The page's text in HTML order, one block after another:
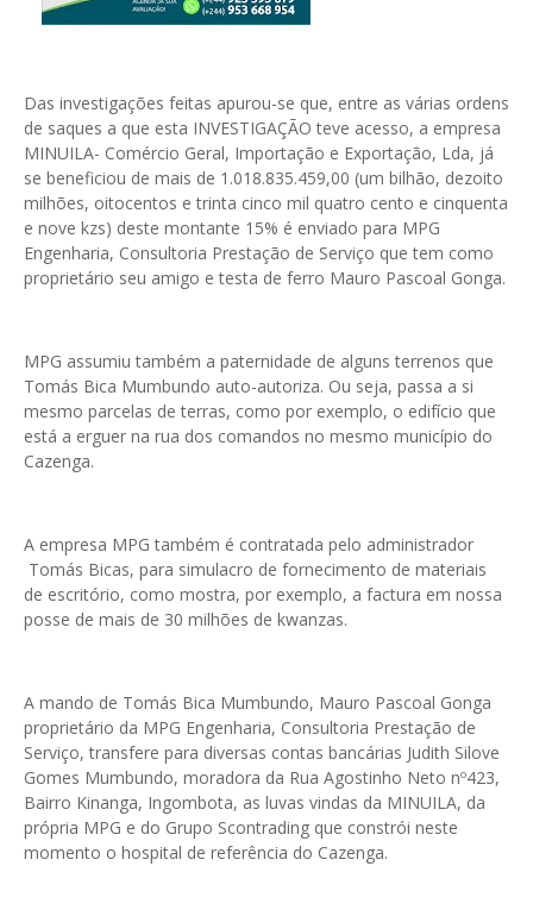
Das investigações feitas apurou-se que, entre as várias ordens
de saques a que esta INVESTIGAÇÃO teve acesso, a empresa
MINUILA- Comércio Geral, Importação e Exportação, Lda, já
se beneficiou de mais de 1.018.835.459,00 (um bilhão, dezoito
milhões, oitocentos e trinta cinco mil quatro cento e cinquenta
e nove kzs) deste montante 15% é enviado para MPG
Engenharia, Consultoria Prestação de Serviço que tem como
proprietário seu amigo e testa de ferro Mauro Pascoal Gonga.
MPG assumiu também a paternidade de alguns terrenos que
Tomás Bica Mumbundo auto-autoriza. Ou seja, passa a si
mesmo parcelas de terras, como por exemplo, o edifício que
está a erguer na rua dos comandos no mesmo município do
Cazenga.
A empresa MPG também é contratada pelo administrador
Tomás Bicas, para simulacro de fornecimento de materiais
de escritório, como mostra, por exemplo, a factura em nossa
posse de mais de 30 milhões de kwanzas.
A mando de Tomás Bica Mumbundo, Mauro Pascoal Gonga
proprietário da MPG Engenharia, Consultoria Prestação de
Serviço, transfere para diversas contas bancárias Judith Silove
Gomes Mumbundo, moradora da Rua Agostinho Neto nº423,
Bairro Kinanga, Ingombota, as luvas vindas da MINUILA, da
própria MPG e do Grupo Scontrading que constrói neste
momento o hospital de referência do Cazenga.